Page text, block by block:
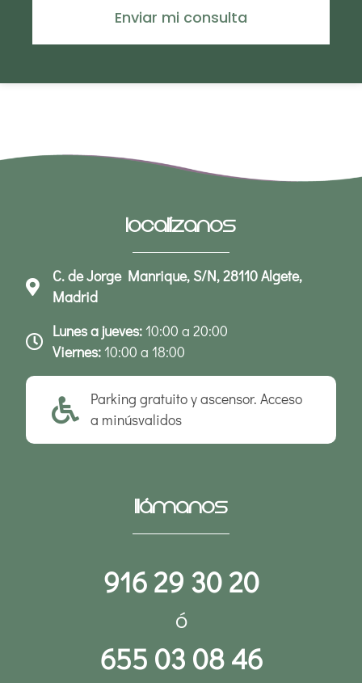
Enviar mi consulta
Localízanos
C. de Jorge Manrique, S/N, 28110 Algete,
Madrid
Lunes a jueves:10:00 a 20:00
Viernes:10:00 a 18:00
Parking gratuito y ascensor. Acceso
a minúsvalidos
Llámanos
916 29 30 20
ó
655 03 08 46